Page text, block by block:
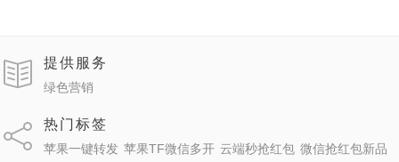
提供服务
绿色营销
热门标签
苹果一键转发 苹果TF微信多开 云端秒抢红包 微信抢红包新品